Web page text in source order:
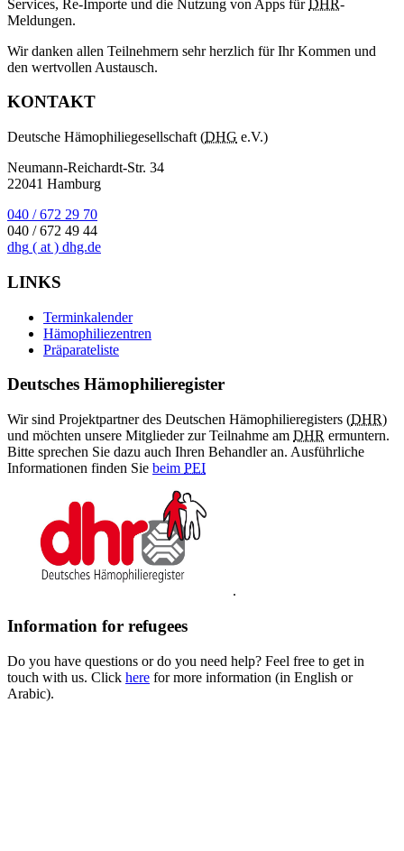
Services, Re-Importe und die Nutzung von Apps für DHR-
Meldungen.
Wir danken allen Teilnehmern sehr herzlich für Ihr Kommen und
den wertvollen Austausch.
KONTAKT
Deutsche Hämophiliegesellschaft (DHG e.V.)
Neumann-Reichardt-Str. 34
22041 Hamburg
040 / 672 29 70
040 / 672 49 44
dhg ( at ) dhg.de
LINKS
Terminkalender
Hämophiliezentren
Präparateliste
Deutsches Hämophilieregister
Wir sind Projektpartner des Deutschen Hämophilieregisters (DHR)
und möchten unsere Mitglieder zur Teilnahme am DHR ermuntern.
Bitte sprechen Sie dazu auch Ihren Behandler an. Ausführliche
Informationen finden Sie beim PEI
.
Information for refugees
Do you have questions or do you need help? Feel free to get in
touch with us. Click here for more information (in English or
Arabic).